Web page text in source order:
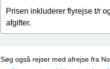
Prisen inkluderer flyrejse t/r
afgifter.
Søg også rejser med afrejse fra